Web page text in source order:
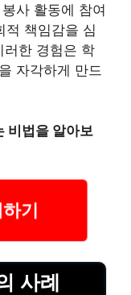
사 활동에 참여
적 책임감을 심
러한 경험은 학
자각하게 만드
비법을 알아보
기
사례